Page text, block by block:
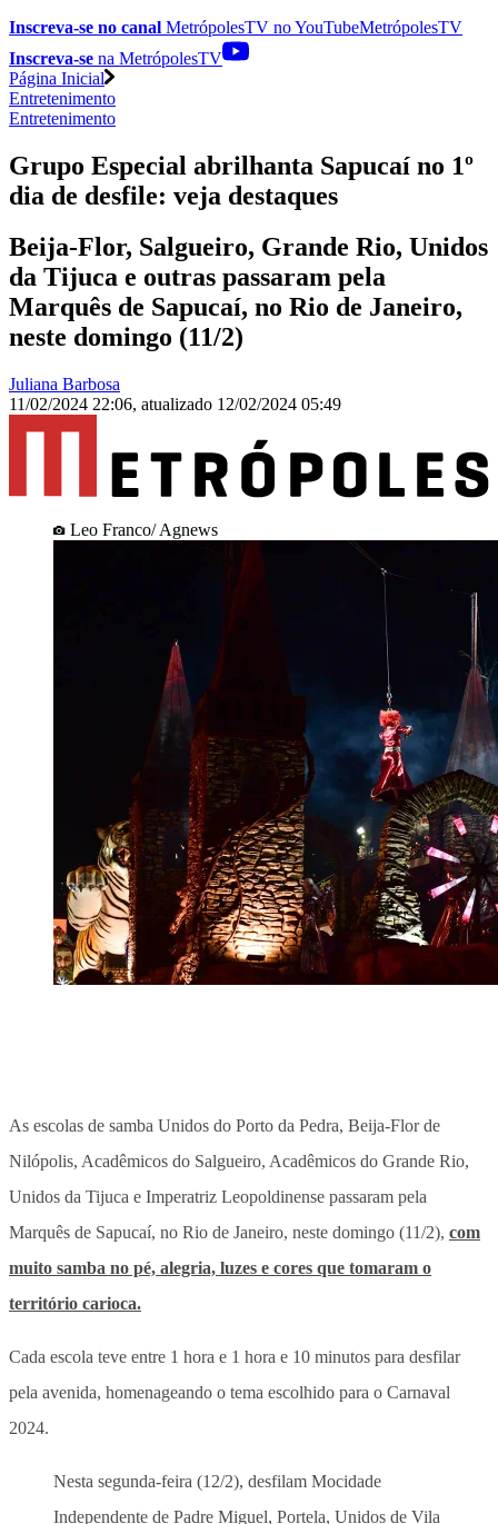
Inscreva-se no canal MetrópolesTV noYouTubeMetrópolesTV
Inscreva-se na MetrópolesTV
Página Inicial
Entretenimento
Entretenimento
Grupo Especial abrilhanta Sapucaí no 1º
dia de desfile: veja destaques
Beija-Flor, Salgueiro, Grande Rio, Unidos
da Tijuca e outras passaram pela
Marquês de Sapucaí, no Rio de Janeiro,
neste domingo (11/2)
Juliana Barbosa
11/02/2024 22:06, atualizado 12/02/2024 05:49
Leo Franco/ Agnews
As escolas de samba Unidos do Porto da Pedra, Beija-Flor de
Nilópolis, Acadêmicos do Salgueiro, Acadêmicos do Grande Rio,
Unidos da Tijuca e Imperatriz Leopoldinense passaram pela
Marquês de Sapucaí, no Rio de Janeiro, neste domingo (11/2), com
muito samba no pé, alegria, luzes e cores que tomaram o
território carioca.
Cada escola teve entre 1 hora e 1 hora e 10 minutos para desfilar
pela avenida, homenageando o tema escolhido para o Carnaval
2024.
Nesta segunda-feira (12/2), desfilam Mocidade
Independente de Padre Miguel, Portela, Unidos de Vila